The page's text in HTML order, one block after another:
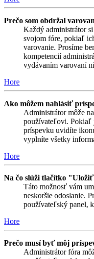
Prečo som obdržal
Každý administrátor
svojom fóre, pokiaľ
varovanie. Prosíme
kompetencií
vydávaním varovaní
Hore
Ako môžem nahlásiť
Administrátor môže
používateľovi. Pokiaľ
príspevku uvidíte
vyplníte všetky
Hore
Na čo slúži tlačítko
Táto možnosť vám
neskoršie odoslanie.
používateľský panel,
Hore
Prečo musí byť môj
Administrátor fóra